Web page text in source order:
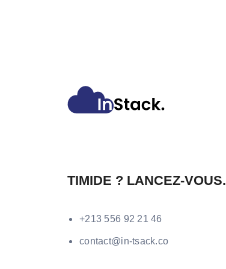
TIMIDE ? LANCEZ-VOUS.
+213 556 92 21 46
contact@in-tsack.co